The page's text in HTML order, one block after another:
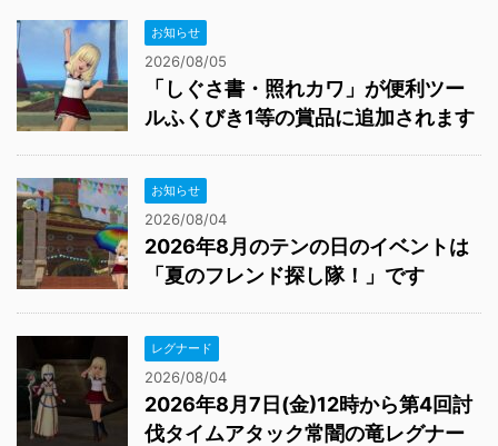
お知らせ
2026/08/05
「しぐさ書・照れカワ」が便利ツー
ルふくびき1等の賞品に追加されます
お知らせ
2026/08/04
2026年8月のテンの日のイベントは
「夏のフレンド探し隊！」です
レグナード
2026/08/04
2026年8月7日(金)12時から第4回討
伐タイムアタック常闇の竜レグナー